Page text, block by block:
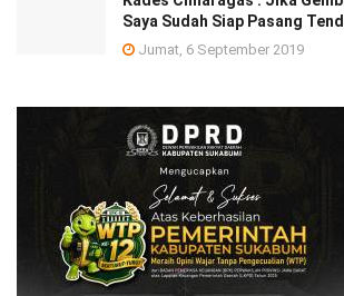
Saya Sudah Siap Pasang
Jumat, 6 September 2019